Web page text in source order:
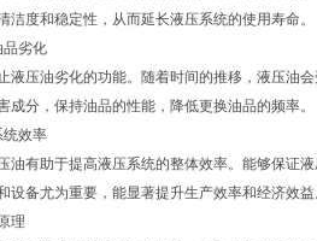
洁度和稳定性，从而延长液压系统的使用寿命。
劣化
压油劣化的功能。随着时间的推移，液压油会
成分，保持油品的性能，降低更换油品的频率。
效率
有助于提高液压系统的整体效率。能够保证液
设备尤为重要，能显著提升生产效率和经济效益
理